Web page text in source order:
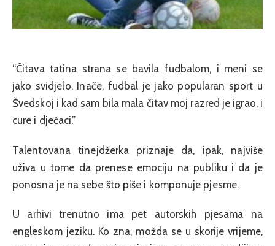
“Čitava tatina strana se bavila fudbalom, i meni se
jako svidjelo. Inače, fudbal je jako popularan sport u
Švedskoj i kad sam bila mala čitav moj razred je igrao, i
cure i dječaci.”
Talentovana tinejdžerka priznaje da, ipak, najviše
uživa u tome da prenese emociju na publiku i da je
ponosna je na sebe što piše i komponuje pjesme.
U arhivi trenutno ima pet autorskih pjesama na
engleskom jeziku. Ko zna, možda se u skorije vrijeme,